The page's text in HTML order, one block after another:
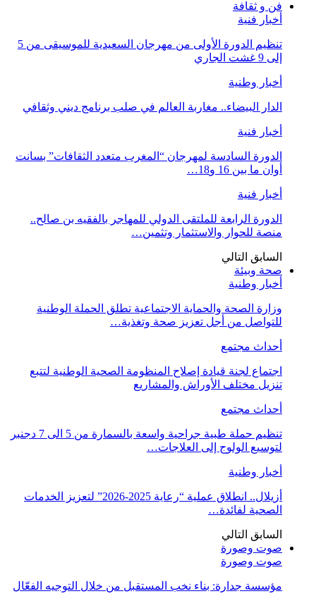
فن و ثقافة
أخبار فنية
تنظيم الدورة الأولى من مهرجان السعيدية للموسيقى من 5
إلى 9 غشت الجاري
أخبار وطنية
الدار البيضاء.. مغاربة العالم في صلب برنامج ديني وثقافي
أخبار فنية
الدورة السادسة لمهرجان “المغرب متعدد الثقافات” بسانت
أوان ما بين 16 و18…
أخبار فنية
الدورة الرابعة للملتقى الدولي للمهاجر بالفقيه بن صالح..
منصة للحوار والاستثمار وتثمين…
السابقالتالي
صحة وبيئة
أخبار وطنية
وزارة الصحة والحماية الاجتماعية تطلق الحملة الوطنية
للتواصل من أجل تعزيز صحة وتغذية…
أحداث مجتمع
اجتماع لجنة قيادة إصلاح المنظومة الصحية الوطنية لتتبع
تنزيل مختلف الأوراش والمشاريع
أحداث مجتمع
تنظيم حملة طبية جراحية واسعة بالسمارة من 5 الى 7 دجنبر
لتوسيع الولوج إلى العلاجات…
أخبار وطنية
أزيلال.. انطلاق عملية “رعاية 2025-2026” لتعزيز الخدمات
الصحية لفائدة…
السابقالتالي
صوت وصورة
صوت وصورة
مؤسسة جدارة: بناء نخب المستقبل من خلال التوجيه الفعّال